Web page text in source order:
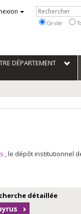
Ce site
DÉPARTEMENT
, le dépôt institutionnel
détaillée